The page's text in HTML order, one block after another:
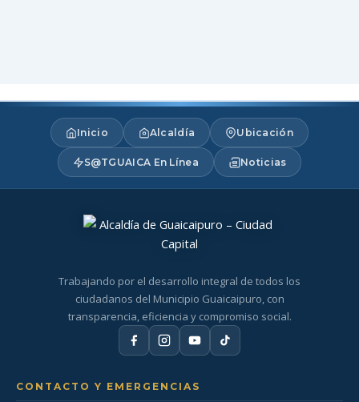
Inicio Alcaldía Ubicación
S@TGUAICA En Línea Noticias
Trabajando por el desarrollo integral de todos los
ciudadanos del Municipio Guaicaipuro, con
transparencia, eficiencia y compromiso social.
CONTACTO Y EMERGENCIAS